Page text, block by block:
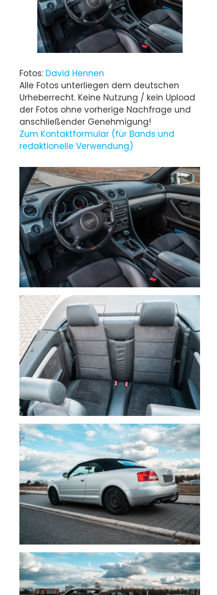
Fotos: David Hennen
Alle Fotos unterliegen dem deutschen
Urheberrecht. Keine Nutzung / kein Upload
der Fotos ohne vorherige Nachfrage und
anschließender Genehmigung!
Zum Kontaktformular (für Bands und
redaktionelle Verwendung)